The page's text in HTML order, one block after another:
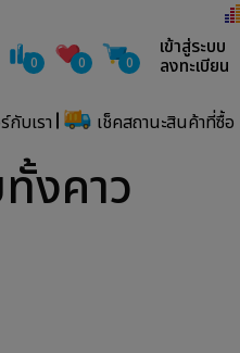
0 0 0
เข้าสู่ระบบ
ลงทะเบียน
กับเรา เช็คสถานะสินค้าที่ซื้อ
งคาว